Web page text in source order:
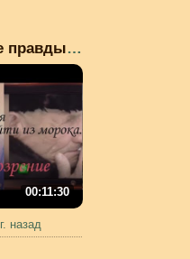
Возвращение правды. Вых...
00:11:30
назад